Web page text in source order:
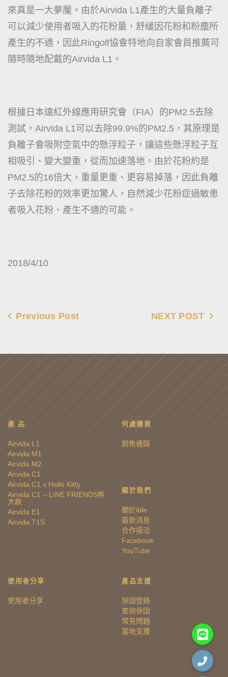
來真是一大夢魘。由於Airvida L1產生的大量負離子
可以減少使用者吸入的花粉量，舒緩因花粉和粉塵所
產生的不適，因此Ringolf協會特地向自家會員推薦可
隨時隨地配戴的Airvida L1。
根據日本遠紅外線應用研究會（FIA）的PM2.5去除
測試，Airvida L1可以去除99.9%的PM2.5，其原理是
負離子會吸附空氣中的懸浮粒子，讓這些懸浮粒子互
相吸引、變大變重，從而加速落地。由於花粉約是
PM2.5的16倍大，重量更重、更容易掉落，因此負離
子去除花粉的效率更加驚人，自然減少花粉症過敏患
者吸入花粉、產生不適的可能。
2018/4/10
Previous Post NEXT POST
產 品
Airvida L1
Airvida M1
Airvida M2
Airvida C1
Airvida C1 x Hello Kitty
Airvida C1 – LINE FRIENDS熊
大款
Airvida E1
Airvida T1S
何處購買
銷售通路
關於我們
關於ible
最新消息
合作接洽
Facebook
YouTube
使用者分享
使用者分享
產品支援
保固登錄
查詢保固
常見問題
當地支援